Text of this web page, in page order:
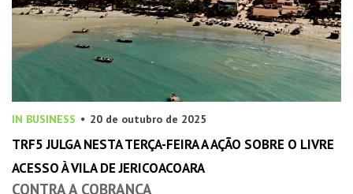
IN BUSINESS 20 de outubro de 2025
TRF5 JULGA NESTA TERÇA-FEIRA A AÇÃO SOBRE O LIVRE
ACESSO À VILA DE JERICOACOARA
CONTRA A COBRANÇA